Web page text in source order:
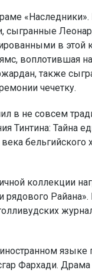
«Наследники».
сыгранные
в этой
воплотившая
также
чечетку.
в не совсем
Тинтина: Тайна
коллекции
рядового
языке
Фархади.